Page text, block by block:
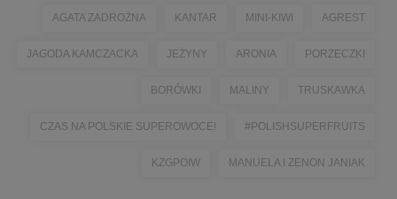
AGATA ZADROŻNA KANTAR MINI-KIWI AGREST
JAGODA KAMCZACKA JEŻYNY ARONIA PORZECZKI
BORÓWKI MALINY TRUSKAWKA
CZAS NA POLSKIE SUPEROWOCE! #POLISHSUPERFRUITS
KZGPOIW MANUELA I ZENON JANIAK